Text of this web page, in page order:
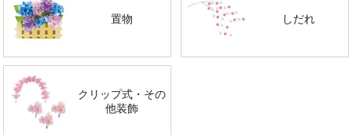
置物 しだれ
クリップ式・その
他装飾